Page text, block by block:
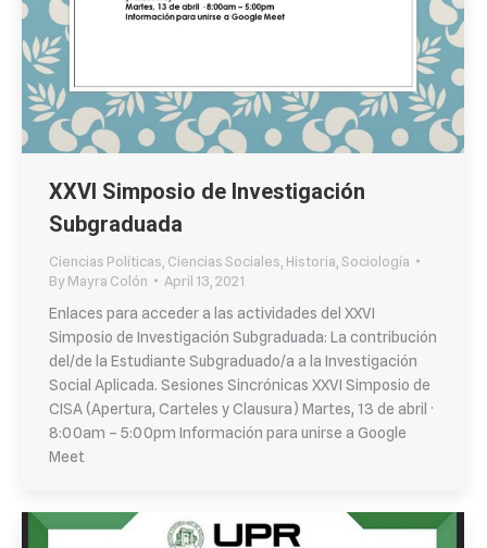
XXVI Simposio de Investigación
Subgraduada
Ciencias Políticas Ciencias Sociales Historia Sociología
ByMayra Colón
April 13, 2021
Enlaces para acceder a las actividades del XXVI
Simposio de Investigación Subgraduada: La contribución
del/de la Estudiante Subgraduado/a a la Investigación
Social Aplicada. Sesiones Sincrónicas XXVI Simposio de
CISA (Apertura, Carteles y Clausura) Martes, 13 de abril ·
8:00am – 5:00pm Información para unirse a Google
Meet